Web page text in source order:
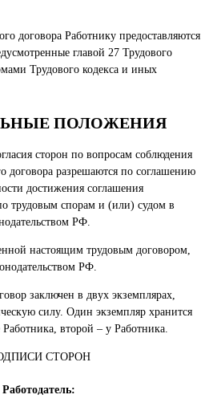
договора Работнику предоставляются
главой 27 Трудового
Трудового кодекса и иных
ПОЛОЖЕНИЯ
сторон по вопросам соблюдения
договора разрешаются по соглашению
достижения соглашения
трудовым спорам и (или) судом в
РФ.
настоящим трудовым договором,
РФ.
заключен в двух экземплярах,
силу. Один экземпляр хранится
второй – у Работника.
СТОРОН
Работодатель: